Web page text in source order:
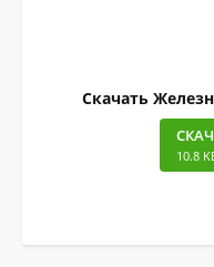
Скачать
10.8